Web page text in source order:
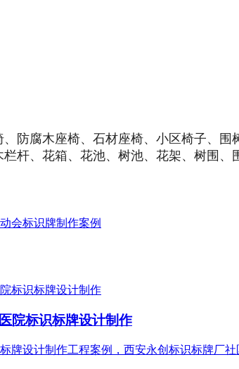
防腐木座椅、石材座椅、小区椅子、
杆、花箱、花池、树池、花架、树围
会标识牌制作案例
院标识标牌设计制作
牌设计制作工程案例，西安永创标识标牌厂